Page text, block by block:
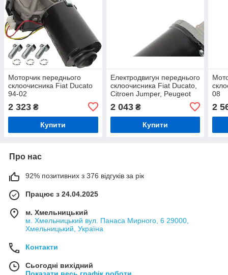
Моторчик переднього
склоочисника Fiat Ducato
94-02
2 323 ₴
Купити
Електродвигун переднього
склоочисника Fiat Ducato,
Citroen Jumper, Peugeot
2 043₴
Купити
08
2
Про нас
92% позитивних з 376 відгуків за рік
Працює з 24.04.2025
м. Хмельницький
м. Хмельницький вул. Панаса Мирного, 6 29000,
Хмельницький, Україна
Контакти
Сьогодні вихідний